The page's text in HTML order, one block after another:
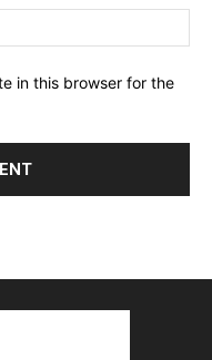
in this browser for the